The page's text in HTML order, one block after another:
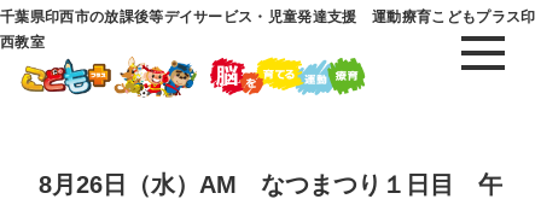
千葉県印西市の放課後等デイサービス・児童発達支援 運動療育こどもプラス印
西教室
8月26日（水）AM なつまつり１日目 午